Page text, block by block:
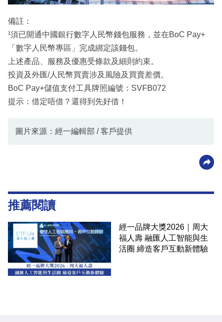
備註：
¹須已開通中國銀行數字人民幣錢包服務，並在BoC Pay+
「數字人民幣專區」完成綁定該錢包。
上述產品、服務及優惠受條款及細則約束。
投資及外匯/人民幣買賣涉及風險及買賣差價。
BoC Pay+儲值支付工具牌照編號：SVFB072
提示：借定唔借？還得到先好借！
圖片來源：經一編輯部 / 客戶提供
推薦閱讀
經一品牌大獎2026｜周大
福人壽 融匯人工智能與生
活圈 締造客戶互動新體驗